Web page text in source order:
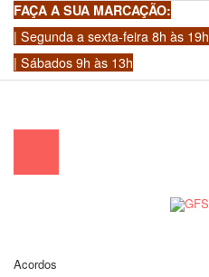
FAÇA A SUA MARCAÇÃO:
| Segunda a sexta-feira 8h às 19h
| Sábados 9h às 13h
Acordos